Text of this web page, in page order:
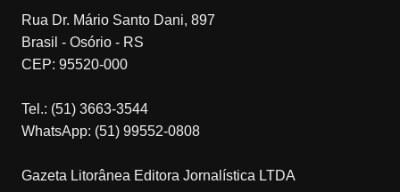
Rua Dr. Mário Santo Dani, 897
Brasil - Osório - RS
CEP: 95520-000
Tel.: (51) 3663-3544
WhatsApp: (51) 99552-0808
Gazeta Litorânea Editora Jornalística LTDA